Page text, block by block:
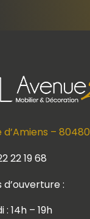
– 80480
22 19 68
d’ouverture :
: 14h – 19h